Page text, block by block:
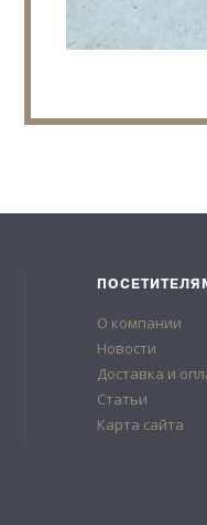
О компании
Новости
Доставка и
Статьи
Карта сайта